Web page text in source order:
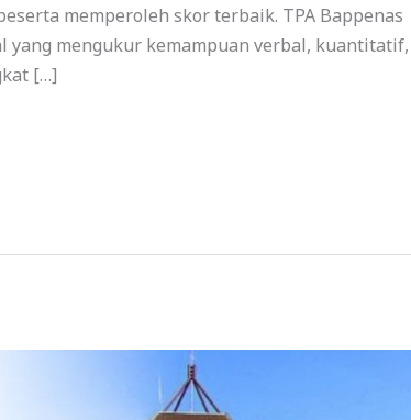
memperoleh skor terbaik. TPA Bappenas
yang mengukur kemampuan verbal, kuantitatif,
[…]